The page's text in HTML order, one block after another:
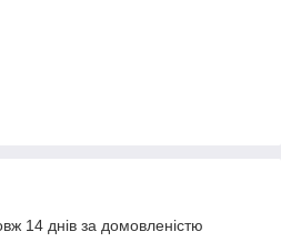
14 днів за домовленістю